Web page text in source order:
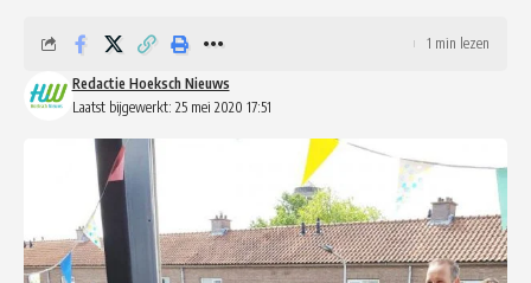
Laatst bijgewerkt: 25 mei 2020 17:51
Redactie Hoeksch Nieuws
1 min lezen